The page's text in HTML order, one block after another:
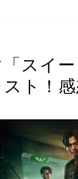
スイ
ト！感